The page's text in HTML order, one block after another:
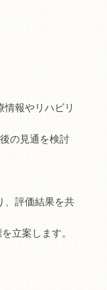
情報やリハビリ
の見通を検討
、評価結果を共
立案します。